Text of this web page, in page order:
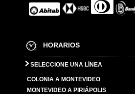
HORARIOS
SELECCIONE UNA LÍNEA
COLONIA A MONTEVIDEO
MONTEVIDEO A PIRIÁPOLIS